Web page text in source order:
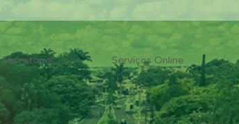
Secretarias Serviços Online